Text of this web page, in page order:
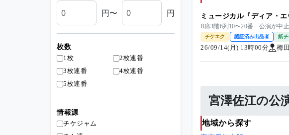
ミュージカル『ディア・
B席3階6列10〜20番 公演が中
チケエク 認証済み出品者 紙
26/09/14(月) 13時00分 梅
宮澤佐江の公
地域から探す
円〜 円
枚数
1枚
2枚連番
3枚連番
4枚連番
5枚連番
情報源
チケジャム